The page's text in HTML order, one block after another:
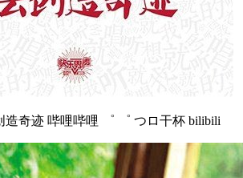
造奇迹 哔哩哔哩 ゜ ゜ つロ干杯 bilibili